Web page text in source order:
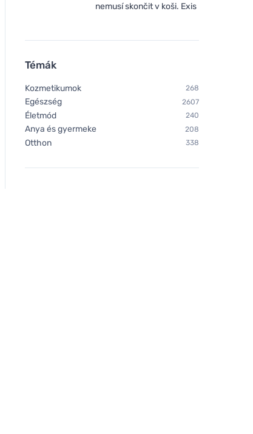
nemusí skončit v koši. Exis
Témák
Kozmetikumok 268
Egészség 2607
Életmód 240
Anya és gyermeke 208
Otthon 338